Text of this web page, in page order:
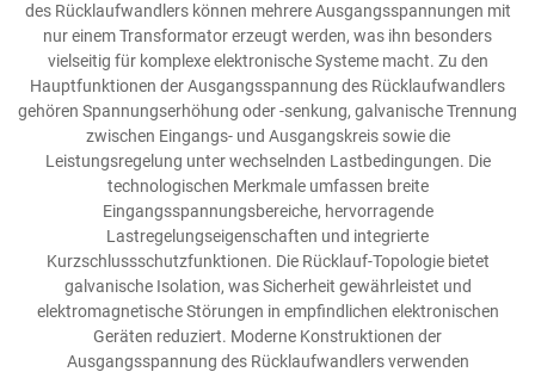
Kontaktieren Sie uns
des Rücklaufwandlers können mehrere Ausgangsspannungen mit
nur einem Transformator erzeugt werden, was ihn besonders
vielseitig für komplexe elektronische Systeme macht. Zu den
Hauptfunktionen der Ausgangsspannung des Rücklaufwandlers
gehören Spannungserhöhung oder -senkung, galvanische Trennung
zwischen Eingangs- und Ausgangskreis sowie die
Leistungsregelung unter wechselnden Lastbedingungen. Die
technologischen Merkmale umfassen breite
Eingangsspannungsbereiche, hervorragende
Lastregelungseigenschaften und integrierte
Kurzschlussschutzfunktionen. Die Rücklauf-Topologie bietet
galvanische Isolation, was Sicherheit gewährleistet und
elektromagnetische Störungen in empfindlichen elektronischen
Geräten reduziert. Moderne Konstruktionen der
Ausgangsspannung des Rücklaufwandlers verwenden